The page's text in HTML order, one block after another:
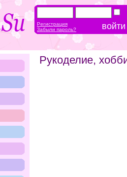
Рукоделие,
Регистрация
Забыли пароль?